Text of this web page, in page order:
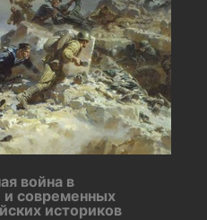
война в
и современных
историков